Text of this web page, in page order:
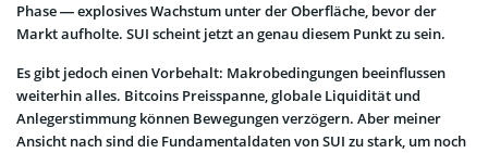
Phase — explosives Wachstum unter der Oberfläche, bevor der
Markt aufholte. SUI scheint jetzt an genau diesem Punkt zu sein.
Es gibt jedoch einen Vorbehalt: Makrobedingungen beeinflussen
weiterhin alles. Bitcoins Preisspanne, globale Liquidität und
Anlegerstimmung können Bewegungen verzögern. Aber meiner
Ansicht nach sind die Fundamentaldaten von SUI zu stark, um noch